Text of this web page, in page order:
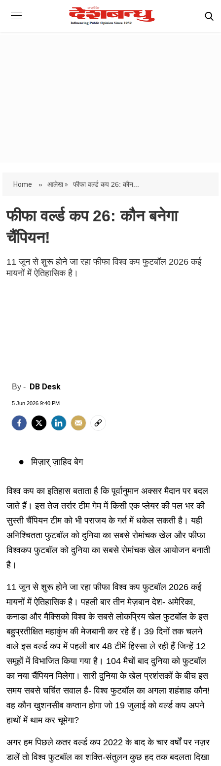
Home » आलेख » फीफा वर्ल्ड कप 26: कौन...
फीफा वर्ल्ड कप 26: कौन बनेगा
चैंपियन!
11 जून से शुरू होने जा रहा फीफा विश्व कप फुटबॉल 2026 कई
मायनों में ऐतिहासिक है।
By - DB Desk
5 Jun 2026 9:40 PM
मिज़ार् ज़ाहिद बेग
विश्व कप का इतिहास बताता है कि पूर्वानुमान अक्सर मैदान पर बदल
जाते हैं। इस तेज तर्रार टीम गेम में किसी एक प्लेयर की पल भर की
सुस्ती चैंपियन टीम को भी पराजय के गर्त में धकेल सकती है। यही
अनिश्चितता फुटबॉल को दुनिया का सबसे रोमांचक खेल और फीफा
विश्वकप फुटबॉल को दुनिया का सबसे रोमांचक खेल आयोजन बनाती
है।
11 जून से शुरू होने जा रहा फीफा विश्व कप फुटबॉल 2026 कई
मायनों में ऐतिहासिक है। पहली बार तीन मेज़बान देश- अमेरिका,
कनाडा और मैक्सिको विश्व के सबसे लोकप्रिय खेल फुटबॉल के इस
बहुप्रतीक्षित महाकुंभ की मेजबानी कर रहे हैं। 39 दिनों तक चलने
वाले इस वर्ल्ड कप में पहली बार 48 टीमें हिस्सा ले रही हैं जिन्हें 12
समूहों में विभाजित किया गया है। 104 मैचों बाद दुनिया को फुटबॉल
का नया चैंपियन मिलेगा। सारी दुनिया के खेल प्रशंसकों के बीच इस
समय सबसे चर्चित सवाल है- विश्व फुटबॉल का अगला शहंशाह कौन!
वह कौन खुशनसीब कप्तान होगा जो 19 जुलाई को वर्ल्ड कप अपने
हाथों में थाम कर चूमेगा?
अगर हम पिछले कतर वर्ल्ड कप 2022 के बाद के चार वर्षों पर नज़र
डालें तो विश्व फुटबॉल का शक्ति-संतुलन कुछ हद तक बदलता दिखा